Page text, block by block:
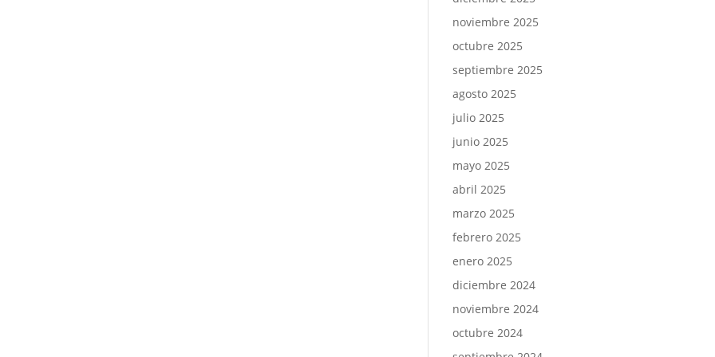
noviembre 2025
octubre 2025
septiembre 2025
agosto 2025
julio 2025
junio 2025
mayo 2025
abril 2025
marzo 2025
febrero 2025
enero 2025
diciembre 2024
noviembre 2024
octubre 2024